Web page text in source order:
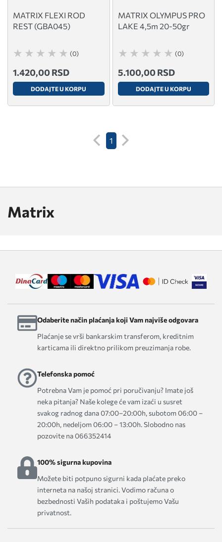
Matrix
MATRIX FLEXI ROD
REST (GBA045)
(0)
1.420,00 RSD
DODAJTE U KORPU
MATRIX OLYMPUS PRO
LAKE 4,5m 20-50gr
(0)
5.100,00 RSD
DODAJTE U KORPU
1
Odaberite način plaćanja koji Vam najviše odgovara
Plaćanje se vrši bankarskim transferom, kreditnim
karticama ili direktno prilikom preuzimanja robe.
Telefonska pomoć
Potrebna Vam je pomoć pri poručivanju? Imate još
neka pitanja? Naše kolege će vam izaći u susret
svakog radnog dana 07:00–20:00h, subotom 06:00 –
20:00h, nedeljom 06:00 – 13:00h. Slobodno nas
pozovite na 066352414
100% sigurna kupovina
Možete biti potpuno sigurni kada plaćate preko
interneta na našoj stranici. Vodimo računa o
bezbednosti Vaših podataka i poštujemo Vašu
privatnost.